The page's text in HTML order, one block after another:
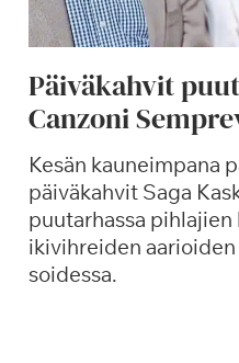
Päiväkahvit
Canzoni
Kesän kauneimpana
päiväkahvit Saga
puutarhassa
ikivihreiden
soidessa.